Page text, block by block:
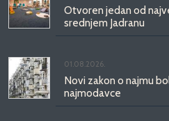
Otvoren jedan od
srednjem Jadranu
01.08.2026.
Novi zakon o najmu
najmodavce